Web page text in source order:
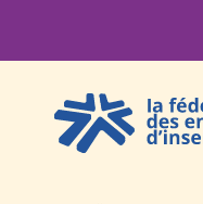
contenu